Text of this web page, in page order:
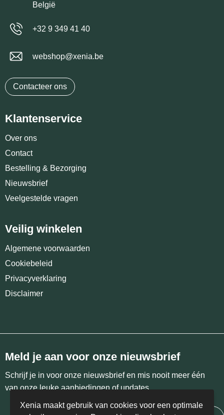
België
+32 9 349 41 40
webshop@xenia.be
Contacteer ons
Klantenservice
Over ons
Contact
Bestelling & Bezorging
Nieuwsbrief
Veelgestelde vragen
Veilig winkelen
Algemene voorwaarden
Cookiebeleid
Privacyverklaring
Disclaimer
Meld je aan voor onze nieuwsbrief
Schrijf je in voor onze nieuwsbrief en mis nooit meer één
van onze leuke aanbiedingen of updates.
Xenia maakt gebruik van cookies voor een optimale